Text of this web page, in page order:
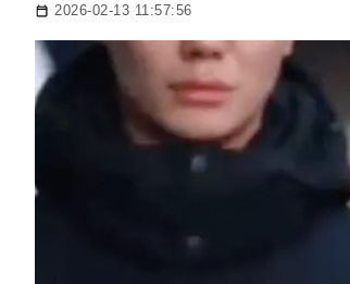
2026-02-13 11:57:56